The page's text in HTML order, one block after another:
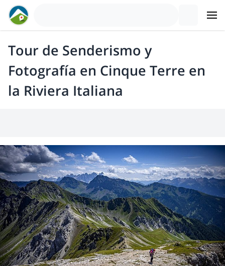
Tour de Senderismo y
Fotografía en Cinque Terre en
la Riviera Italiana